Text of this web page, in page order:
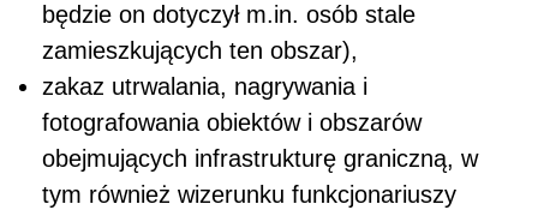
będzie on dotyczył m.in. osób stale
zamieszkujących ten obszar),
zakaz utrwalania, nagrywania i
fotografowania obiektów i obszarów
obejmujących infrastrukturę graniczną, w
tym również wizerunku funkcjonariuszy